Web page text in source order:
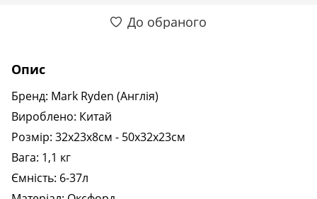
До обраного
Опис
Бренд: Mark Ryden (Англія)
Вироблено: Китай
Розмір: 32х23х8см - 50х32х23см
Вага: 1,1 кг
Ємність: 6-37л